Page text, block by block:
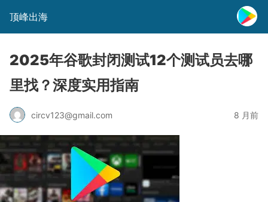
顶峰出海
2025年谷歌封闭测试12个测试员去哪
里找？深度实用指南
circv123@gmail.com 8 月前